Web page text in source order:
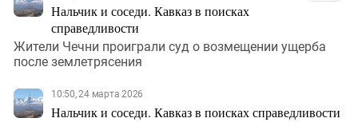
Нальчик и соседи. Кавказ в поисках
справедливости
Жители Чечни проиграли суд о возмещении ущерба
после землетрясения
10:50, 24 марта 2026
Нальчик и соседи. Кавказ в поисках справедливости